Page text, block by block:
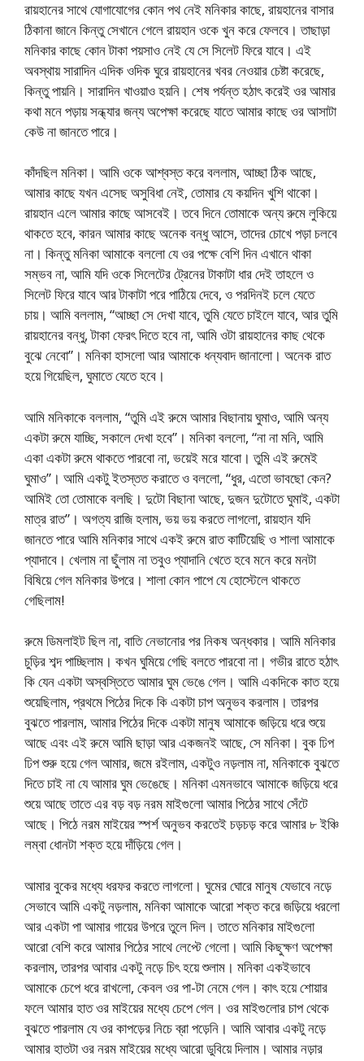
রায়হানের সাথে যোগাযোগের কোন পথ নেই মনিকার কাছে, রায়হানের বাসার
ঠিকানা জানে কিন্তু সেখানে গেলে রায়হান ওকে খুন করে ফেলবে। তাছাড়া
মনিকার কাছে কোন টাকা পয়সাও নেই যে সে সিলেট ফিরে যাবে। এই
অবস্থায় সারাদিন এদিক ওদিক ঘুরে রায়হানের খবর নেওয়ার চেষ্টা করেছে,
কিন্তু পায়নি। সারাদিন খাওয়াও হয়নি। শেষ পর্যন্ত হঠাৎ করেই ওর আমার
কথা মনে পড়ায় সন্ধ্যার জন্য অপেক্ষা করেছে যাতে আমার কাছে ওর আসাটা
কেউ না জানতে পারে।
কাঁদছিল মনিকা। আমি ওকে আশ্বস্ত করে বললাম, আচ্ছা ঠিক আছে,
আমার কাছে যখন এসেছ অসুবিধা নেই, তোমার যে কয়দিন খুশি থাকো।
রায়হান এলে আমার কাছে আসবেই। তবে দিনে তোমাকে অন্য রুমে লুকিয়ে
থাকতে হবে, কারন আমার কাছে অনেক বন্ধু আসে, তাদের চোখে পড়া চলবে
না। কিন্তু মনিকা আমাকে বললো যে ওর পক্ষে বেশি দিন এখানে থাকা
সম্ভব না, আমি যদি ওকে সিলেটের ট্রেনের টাকাটা ধার দেই তাহলে ও
সিলেট ফিরে যাবে আর টাকাটা পরে পাঠিয়ে দেবে, ও পরদিনই চলে যেতে
চায়। আমি বললাম, “আচ্ছা সে দেখা যাবে, তুমি যেতে চাইলে যাবে, আর তুমি
রায়হানের বন্ধু, টাকা ফেরৎ দিতে হবে না, আমি ওটা রায়হানের কাছ থেকে
বুঝে নেবো”। মনিকা হাসলো আর আমাকে ধন্যবাদ জানালো। অনেক রাত
হয়ে গিয়েছিল, ঘুমাতে যেতে হবে।
আমি মনিকাকে বললাম, “তুমি এই রুমে আমার বিছানায় ঘুমাও, আমি অন্য
একটা রুমে যাচ্ছি, সকালে দেখা হবে”। মনিকা বললো, “না না মনি, আমি
একা একটা রুমে থাকতে পারবো না, ভয়েই মরে যাবো। তুমি এই রুমেই
ঘুমাও”। আমি একটু ইতস্তত করাতে ও বললো, “ধুর, এতো ভাবছো কেন?
আমিই তো তোমাকে বলছি। দুটো বিছানা আছে, দুজন দুটোতে ঘুমাই, একটা
মাত্র রাত”। অগত্য রাজি হলাম, ভয় ভয় করতে লাগলো, রায়হান যদি
জানতে পারে আমি মনিকার সাথে একই রুমে রাত কাটিয়েছি ও শালা আমাকে
প্যাদাবে। খেলাম না ছুঁলাম না তবুও প্যাদানি খেতে হবে মনে করে মনটা
বিষিয়ে গেল মনিকার উপরে। শালা কোন পাপে যে হোস্টেলে থাকতে
গেছিলাম!
রুমে ডিমলাইট ছিল না, বাতি নেভানোর পর নিকষ অন্ধকার। আমি মনিকার
চুড়ির শব্দ পাচ্ছিলাম। কখন ঘুমিয়ে গেছি বলতে পারবো না। গভীর রাতে হঠাৎ
কি যেন একটা অস্বস্তিতে আমার ঘুম ভেঙে গেল। আমি একদিকে কাত হয়ে
শুয়েছিলাম, প্রথমে পিঠের দিকে কি একটা চাপ অনুভব করলাম। তারপর
বুঝতে পারলাম, আমার পিঠের দিকে একটা মানুষ আমাকে জড়িয়ে ধরে শুয়ে
আছে এবং এই রুমে আমি ছাড়া আর একজনই আছে, সে মনিকা। বুক ঢিপ
ঢিপ শুরু হয়ে গেল আমার, জমে রইলাম, একটুও নড়লাম না, মনিকাকে বুঝতে
দিতে চাই না যে আমার ঘুম ভেঙেছে। মনিকা এমনভাবে আমাকে জড়িয়ে ধরে
শুয়ে আছে তাতে এর বড় বড় নরম মাইগুলো আমার পিঠের সাথে সেঁটে
আছে। পিঠে নরম মাইয়ের স্পর্শ অনুভব করতেই চড়চড় করে আমার ৮ ইঞ্চি
লম্বা ধোনটা শক্ত হয়ে দাঁড়িয়ে গেল।
আমার বুকের মধ্যে ধরফর করতে লাগলো। ঘুমের ঘোরে মানুষ যেভাবে নড়ে
সেভাবে আমি একটু নড়লাম, মনিকা আমাকে আরো শক্ত করে জড়িয়ে ধরলো
আর একটা পা আমার গায়ের উপরে তুলে দিল। তাতে মনিকার মাইগুলো
আরো বেশি করে আমার পিঠের সাথে লেপ্টে গেলো। আমি কিছুক্ষণ অপেক্ষা
করলাম, তারপর আবার একটু নড়ে চিৎ হয়ে শুলাম। মনিকা একইভাবে
আমাকে চেপে ধরে রাখলো, কেবল ওর পা-টা নেমে গেল। কাৎ হয়ে শোয়ার
ফলে আমার হাত ওর মাইয়ের মধ্যে চেপে গেল। ওর মাইগুলোর চাপ থেকে
বুঝতে পারলাম যে ওর কাপড়ের নিচে ব্রা পড়েনি। আমি আবার একটু নড়ে
আমার হাতটা ওর নরম মাইয়ের মধ্যে আরো ডুবিয়ে দিলাম। আমার নড়ার